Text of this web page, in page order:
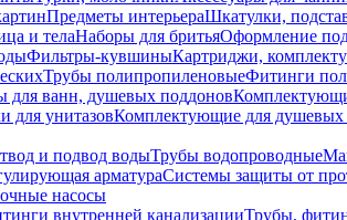
Предметы интерьераШкатулки,
и телаНаборы для бритьяОформление
Фильтры-кувшиныКартриджи,
Трубы полипропиленовыеФитинги
для ванн, душевых поддонов
для унитазовКомплектующие для душевых
и подвод водыТрубы водопроводные
арматураСистемы защиты от
насосы
внутренней канализацииТрубы,